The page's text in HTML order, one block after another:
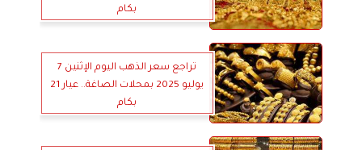
بكام
تراجع سعر الذهب اليوم الإثنين 7
يوليو 2025 بمحلات الصاغة.. عيار 21
بكام